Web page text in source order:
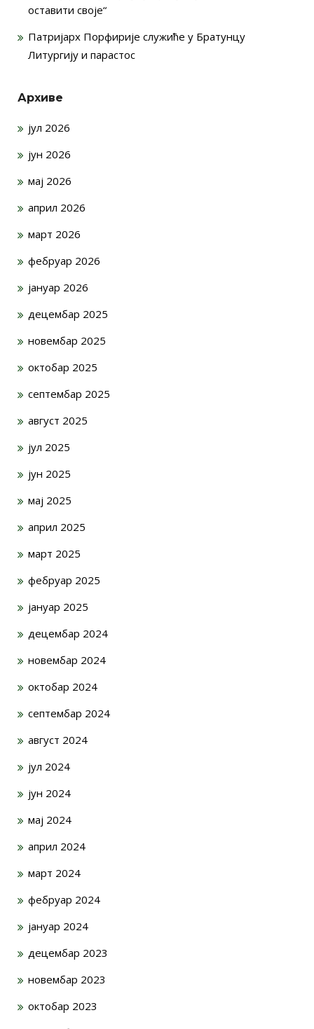
оставити своје“
Патријарх Порфирије служиће у Братунцу
Литургију и парастос
Архиве
јул 2026
јун 2026
мај 2026
април 2026
март 2026
фебруар 2026
јануар 2026
децембар 2025
новембар 2025
октобар 2025
септембар 2025
август 2025
јул 2025
јун 2025
мај 2025
април 2025
март 2025
фебруар 2025
јануар 2025
децембар 2024
новембар 2024
октобар 2024
септембар 2024
август 2024
јул 2024
јун 2024
мај 2024
април 2024
март 2024
фебруар 2024
јануар 2024
децембар 2023
новембар 2023
октобар 2023